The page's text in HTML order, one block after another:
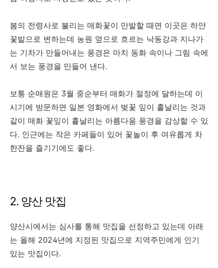
봄의 전령사로 불리는 매화꽃이 만발할 때면 이곳은 하얀
꽃밭으로 변하는데 농원 옆으로 흐르는 낙동강과 지나가
는 기차가 만들어내는 풍경은 마치 동화 속이나 그림 속에
서 보는 풍경을 만들어 낸다.
보통 순매원은 3월 중순부터 매화가 절정에 달하는데 이
시기에 방문하면 일본 영화에서 벚꽃 잎이 흩날리는 것과
같이 매화 꽃잎이 흩날리는 아름다움 풍경을 감상할 수 있
다. 인근에는 작은 카페들이 있어 꽃놀이 후 여유롭게 차
한잔을 즐기기에도 좋다.
2. 양산 맛집
양산시에서는 심사를 통해 맛집을 선정하고 있는데 아래
는 올해 2024년에 지정된 맛집으로 지역주민에게 인기
있는 맛집이다.